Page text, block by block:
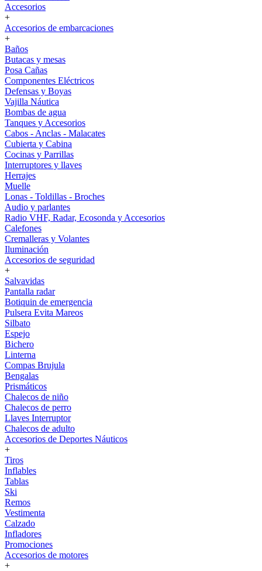
Accesorios
+
Accesorios de embarcaciones
+
Baños
Butacas y mesas
Posa Cañas
Componentes Eléctricos
Defensas y Boyas
Vajilla Náutica
Bombas de agua
Tanques y Accesorios
Cabos - Anclas - Malacates
Cubierta y Cabina
Cocinas y Parrillas
Interruptores y llaves
Herrajes
Muelle
Lonas - Toldillas - Broches
Audio y parlantes
Radio VHF, Radar, Ecosonda y Accesorios
Calefones
Cremalleras y Volantes
Iluminación
Accesorios de seguridad
+
Salvavidas
Pantalla radar
Botiquin de emergencia
Pulsera Evita Mareos
Silbato
Espejo
Bichero
Linterna
Compas Brujula
Bengalas
Prismáticos
Chalecos de niño
Chalecos de perro
Llaves Interruptor
Chalecos de adulto
Accesorios de Deportes Náuticos
+
Tiros
Inflables
Tablas
Ski
Remos
Vestimenta
Calzado
Infladores
Promociones
Accesorios de motores
+